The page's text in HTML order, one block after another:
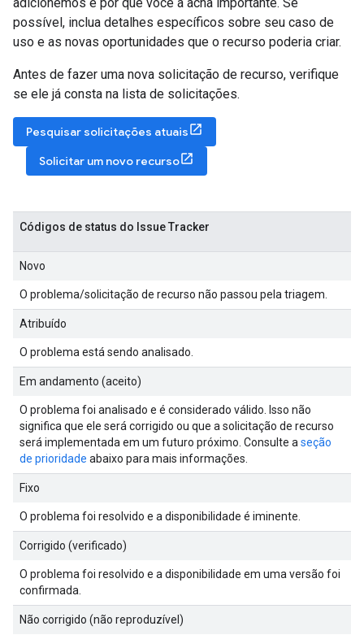
possível, inclua detalhes específicos sobre seu caso de
uso e as novas oportunidades que o recurso poderia criar.
Antes de fazer uma nova solicitação de recurso, verifique
se ele já consta na lista de solicitações.
Pesquisar solicitações atuais
Solicitar um novo recurso
Códigos de status do Issue Tracker
Novo
O problema/solicitação de recurso não passou pela triagem.
Atribuído
O problema está sendo analisado.
Em andamento (aceito)
O problema foi analisado e é considerado válido. Isso não
significa que ele será corrigido ou que a solicitação de recurso
será implementada em um futuro próximo. Consulte a seção
de prioridade abaixo para mais informações.
Fixo
O problema foi resolvido e a disponibilidade é iminente.
Corrigido (verificado)
O problema foi resolvido e a disponibilidade em uma versão foi
confirmada.
Não corrigido (não reproduzível)